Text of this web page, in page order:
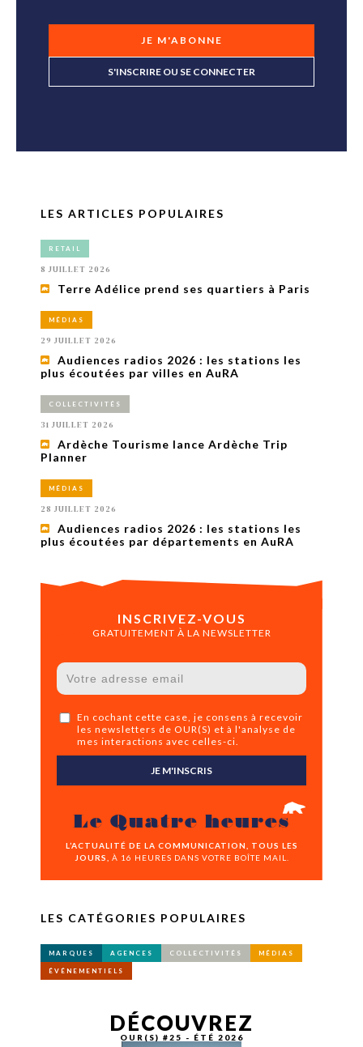
JE M'ABONNE
S'INSCRIRE OU SE CONNECTER
LES ARTICLES POPULAIRES
RETAIL
8 JUILLET 2026
Terre Adélice prend ses quartiers à Paris
MÉDIAS
29 JUILLET 2026
Audiences radios 2026 : les stations les
plus écoutées par villes en AuRA
COLLECTIVITÉS
31 JUILLET 2026
Ardèche Tourisme lance Ardèche Trip
Planner
MÉDIAS
28 JUILLET 2026
Audiences radios 2026 : les stations les
plus écoutées par départements en AuRA
INSCRIVEZ-VOUS
GRATUITEMENT À LA NEWSLETTER
En cochant cette case, je consens à recevoir
les newsletters de OUR(S) et à l'analyse de
mes interactions avec celles-ci.
JE M'INSCRIS
Le Quatre heures
L’ACTUALITÉ DE LA COMMUNICATION, TOUS LES
JOURS,
À 16 HEURES DANS VOTRE BOÎTE MAIL.
LES CATÉGORIES POPULAIRES
MARQUES AGENCES COLLECTIVITÉS MÉDIAS
ÉVÉNEMENTIELS
DÉCOUVREZ
OUR(S) #25 - ÉTÉ 2026